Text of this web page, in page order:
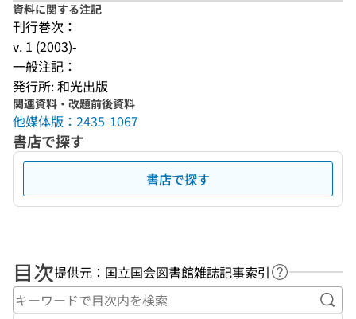
資料に関する注記
刊行巻次：
v. 1 (2003)-
一般注記：
発行所: 和光出版
関連資料・改題前後資料
他媒体版：2435-1067
書店で探す
書店で探す
目次提供元：国立国会図書館雑誌記事索引 ヘルプペー
キ